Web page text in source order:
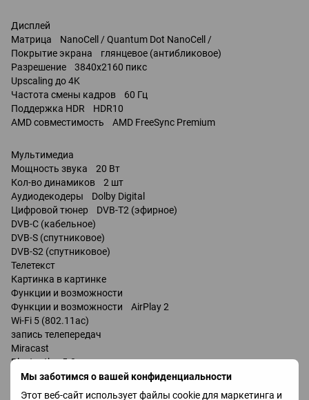
Мы заботимся о вашей конфиденциальности
Этот веб-сайт использует файлы cookie для маркетинга и
Дисплей
Матрица NanoCell / Quantum Dot NanoCell /
Покрытие экрана глянцевое (антибликовое)
Разрешение 3840x2160 пикс
Upscaling до 4K
Частота смены кадров 60 Гц
Поддержка HDR HDR10
AMD совместимость AMD FreeSync Premium
Мультимедиа
Мощность звука 20 Вт
Кол-во динамиков 2 шт
Аудиодекодеры Dolby Digital
Цифровой тюнер DVB-T2 (эфирное)
DVB-C (кабельное)
DVB-S (спутниковое)
DVB-S2 (спутниковое)
Телетекст
Картинка в картинке
Функции и возможности
Функции и возможности AirPlay 2
Wi-Fi 5 (802.11ac)
запись телепередач
Miracast
Bluetooth v 5.0
поддержка DLNA
управление голосом